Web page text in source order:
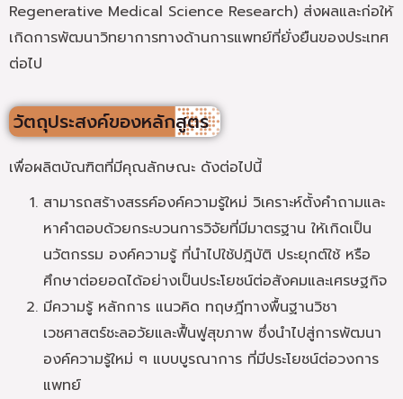
Regenerative Medical Science Research) ส่งผลและก่อให้
เกิดการพัฒนาวิทยาการทางด้านการแพทย์ที่ยั่งยืนของประเทศ
ต่อไป
วัตถุประสงค์ของหลักสูตร
เพื่อผลิตบัณฑิตที่มีคุณลักษณะ ดังต่อไปนี้
สามารถสร้างสรรค์องค์ความรู้ใหม่ วิเคราะห์ตั้งคำถามและ
หาคำตอบด้วยกระบวนการวิจัยที่มีมาตรฐาน ให้เกิดเป็น
นวัตกรรม องค์ความรู้ ที่นำไปใช้ปฎิบัติ ประยุกต์ใช้ หรือ
ศึกษาต่อยอดได้อย่างเป็นประโยชน์ต่อสังคมและเศรษฐกิจ
มีความรู้ หลักการ แนวคิด ทฤษฎีทางพื้นฐานวิชา
เวชศาสตร์ชะลอวัยและฟื้นฟูสุขภาพ ซึ่งนำไปสู่การพัฒนา
องค์ความรู้ใหม่ ๆ แบบบูรณาการ ที่มีประโยชน์ต่อวงการ
แพทย์